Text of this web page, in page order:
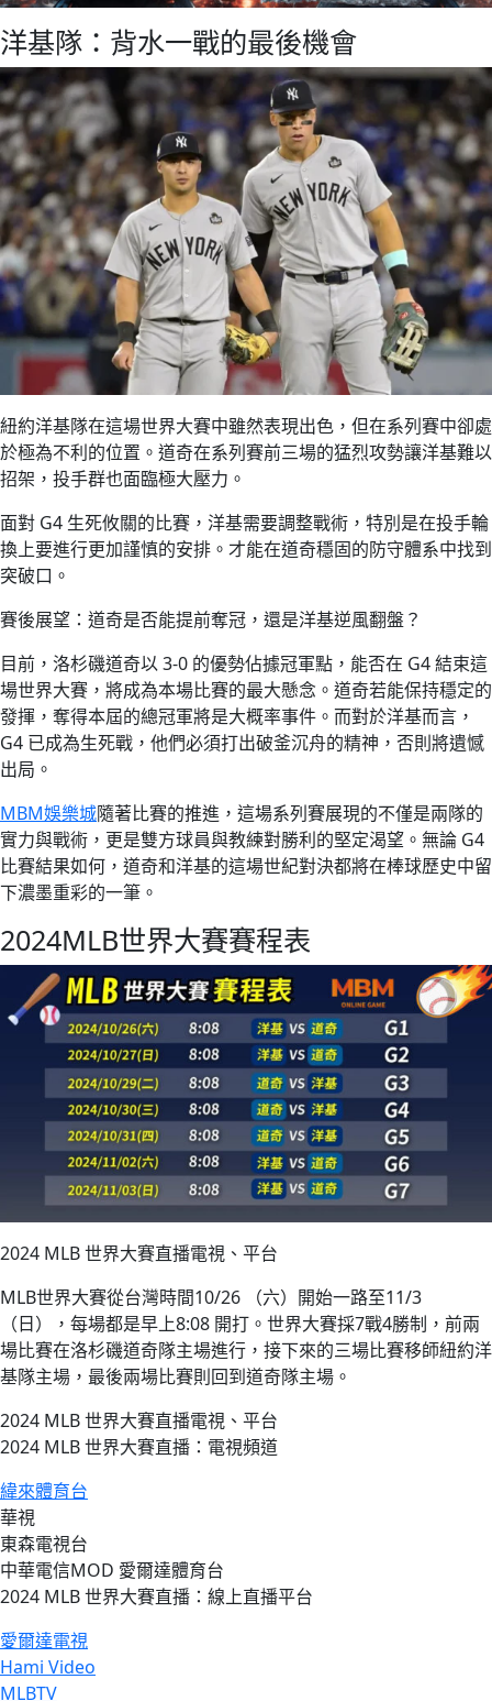
洋基隊：背水一戰的最後機會
紐約洋基隊在這場世界大賽中雖然表現出色，但在系列賽中卻處
於極為不利的位置。道奇在系列賽前三場的猛烈攻勢讓洋基難以
招架，投手群也面臨極大壓力。
面對 G4 生死攸關的比賽，洋基需要調整戰術，特別是在投手輪
換上要進行更加謹慎的安排。才能在道奇穩固的防守體系中找到
突破口。
賽後展望：道奇是否能提前奪冠，還是洋基逆風翻盤？
目前，洛杉磯道奇以 3-0 的優勢佔據冠軍點，能否在 G4 結束這
場世界大賽，將成為本場比賽的最大懸念。道奇若能保持穩定的
發揮，奪得本屆的總冠軍將是大概率事件。而對於洋基而言，
G4 已成為生死戰，他們必須打出破釜沉舟的精神，否則將遺憾
出局。
MBM娛樂城隨著比賽的推進，這場系列賽展現的不僅是兩隊的
實力與戰術，更是雙方球員與教練對勝利的堅定渴望。無論 G4
比賽結果如何，道奇和洋基的這場世紀對決都將在棒球歷史中留
下濃墨重彩的一筆。
2024MLB世界大賽賽程表
2024 MLB 世界大賽直播電視、平台
MLB世界大賽從台灣時間10/26 （六）開始一路至11/3
（日），每場都是早上8:08 開打。世界大賽採7戰4勝制，前兩
場比賽在洛杉磯道奇隊主場進行，接下來的三場比賽移師紐約洋
基隊主場，最後兩場比賽則回到道奇隊主場。
2024 MLB 世界大賽直播電視、平台
2024 MLB 世界大賽直播：電視頻道
緯來體育台
華視
東森電視台
中華電信MOD 愛爾達體育台
2024 MLB 世界大賽直播：線上直播平台
愛爾達電視
Hami Video
MLBTV